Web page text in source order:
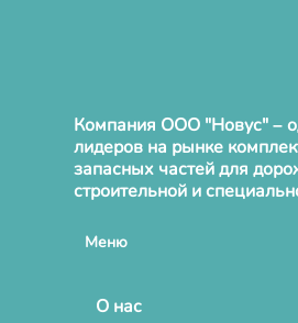
Компания ООО "Новус" –
лидеров на рынке
запасных частей для
строительной и
Меню
О нас